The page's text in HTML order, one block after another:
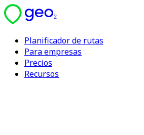
Planificador de rutas
Para empresas
Precios
Recursos